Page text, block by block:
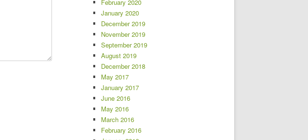
February 2020
January 2020
December 2019
November 2019
September 2019
August 2019
December 2018
May 2017
January 2017
June 2016
May 2016
March 2016
February 2016